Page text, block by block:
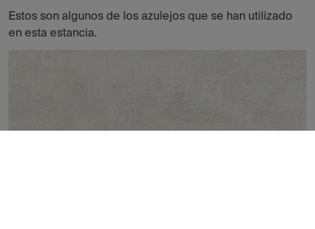
Estos son algunos de los azulejos que se han utilizado
en esta estancia.